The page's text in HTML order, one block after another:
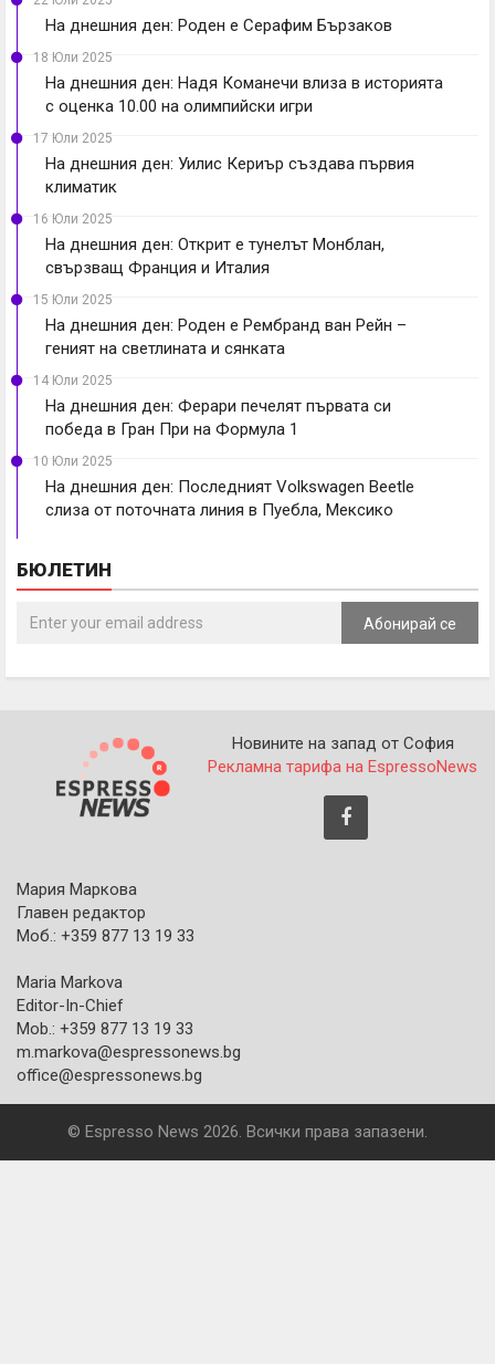
На днешния ден: Роден е Серафим Бързаков
18 Юли 2025
На днешния ден: Надя Команечи влиза в историята
с оценка 10.00 на олимпийски игри
17 Юли 2025
На днешния ден: Уилис Кериър създава първия
климатик
16 Юли 2025
На днешния ден: Открит е тунелът Монблан,
свързващ Франция и Италия
15 Юли 2025
На днешния ден: Роден е Рембранд ван Рейн –
геният на светлината и сянката
14 Юли 2025
На днешния ден: Ферари печелят първата си
победа в Гран При на Формула 1
10 Юли 2025
На днешния ден: Последният Volkswagen Beetle
слиза от поточната линия в Пуебла, Мексико
БЮЛЕТИН
Абонирай се
Новините на запад от София
Рекламна тарифа на EspressoNews
Мария Маркова
Главен редактор
Моб.: +359 877 13 19 33
Maria Markova
Editor-In-Chief
Mob.: +359 877 13 19 33
m.markova@espressonews.bg
office@espressonews.bg
© Espresso News 2026. Всички права запазени.